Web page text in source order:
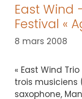
East Wind
Festival «
8 mars 2008
« East Wind
trois musiciens
saxophone,